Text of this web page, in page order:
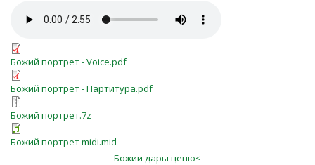
Божий портрет - Voice.pdf
Божий портрет - Партитура.pdf
Божий портрет.7z
Божий портрет midi.mid
Божии дары ценю<